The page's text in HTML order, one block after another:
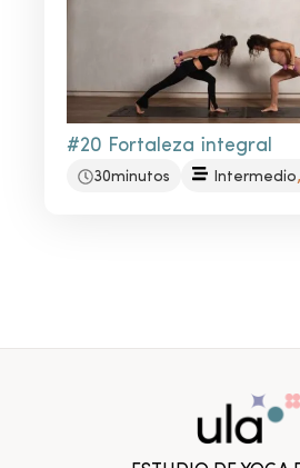
#20 Fortaleza integral
30minutos Intermedio,